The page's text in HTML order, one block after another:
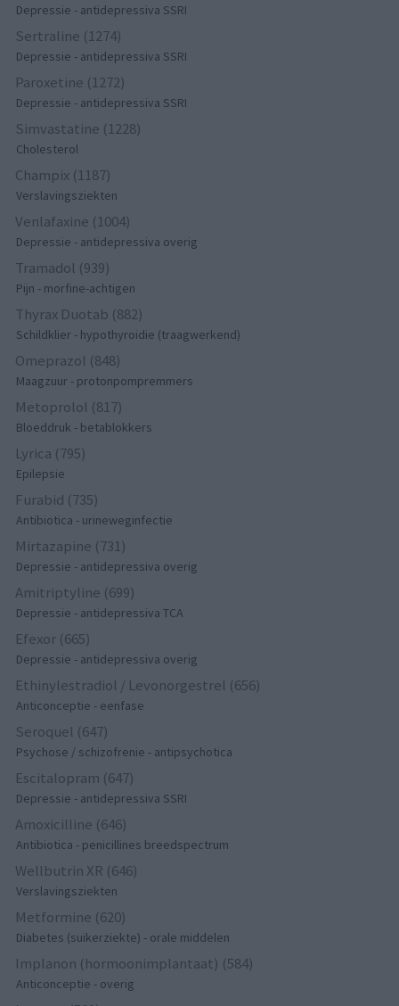
Depressie - antidepressiva SSRI
Sertraline (1274)
Depressie - antidepressiva SSRI
Paroxetine (1272)
Depressie - antidepressiva SSRI
Simvastatine (1228)
Cholesterol
Champix (1187)
Verslavingsziekten
Venlafaxine (1004)
Depressie - antidepressiva overig
Tramadol (939)
Pijn - morfine-achtigen
Thyrax Duotab (882)
Schildklier - hypothyroidie (traagwerkend)
Omeprazol (848)
Maagzuur - protonpompremmers
Metoprolol (817)
Bloeddruk - betablokkers
Lyrica (795)
Epilepsie
Furabid (735)
Antibiotica - urineweginfectie
Mirtazapine (731)
Depressie - antidepressiva overig
Amitriptyline (699)
Depressie - antidepressiva TCA
Efexor (665)
Depressie - antidepressiva overig
Ethinylestradiol / Levonorgestrel (656)
Anticonceptie - eenfase
Seroquel (647)
Psychose / schizofrenie - antipsychotica
Escitalopram (647)
Depressie - antidepressiva SSRI
Amoxicilline (646)
Antibiotica - penicillines breedspectrum
Wellbutrin XR (646)
Verslavingsziekten
Metformine (620)
Diabetes (suikerziekte) - orale middelen
Implanon (hormoonimplantaat) (584)
Anticonceptie - overig